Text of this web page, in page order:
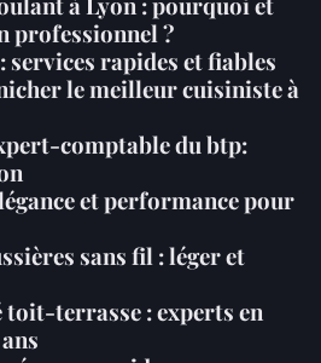
professionnel ?
services rapides et fiables
le meilleur cuisiniste à
comptable du btp:
et performance pour
sans fil : léger et
terrasse : experts en